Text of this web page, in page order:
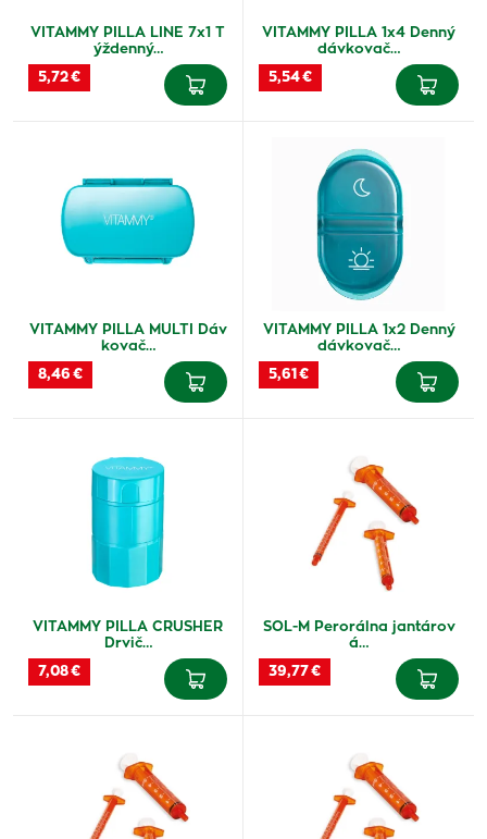
VITAMMY PILLA LINE 7x1 T
ýždenný…
5,72 €
VITAMMY PILLA 1x4 Denný
dávkovač…
5,54 €
VITAMMY PILLA MULTI Dáv
kovač…
8,46 €
VITAMMY PILLA 1x2 Denný
dávkovač…
5,61 €
VITAMMY PILLA CRUSHER
Drvič…
7,08 €
SOL-M Perorálna jantárov
á…
39,77 €